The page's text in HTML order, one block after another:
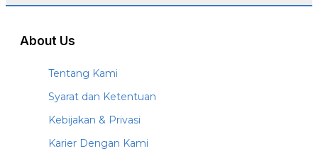
About Us
Tentang Kami
Syarat dan Ketentuan
Kebijakan & Privasi
Karier Dengan Kami